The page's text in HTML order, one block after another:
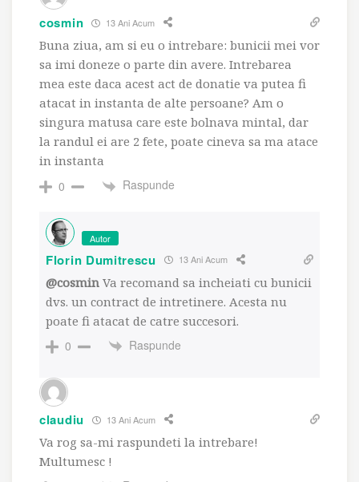
cosmin 13 Ani Acum
Buna ziua, am si eu o intrebare: bunicii mei vor
sa imi doneze o parte din avere. Intrebarea
mea este daca acest act de donatie va putea fi
atacat in instanta de alte persoane? Am o
singura matusa care este bolnava mintal, dar
la randul ei are 2 fete, poate cineva sa ma atace
in instanta
0
Raspunde
Autor
Florin Dumitrescu 13 Ani Acum
@cosmin Va recomand sa incheiati cu bunicii
dvs. un contract de intretinere. Acesta nu
poate fi atacat de catre succesori.
0
Raspunde
claudiu 13 Ani Acum
Va rog sa-mi raspundeti la intrebare!
Multumesc !